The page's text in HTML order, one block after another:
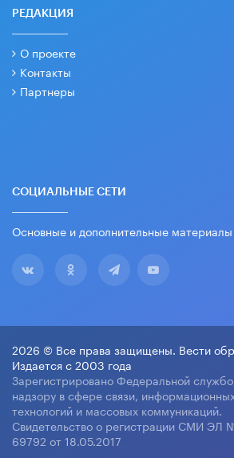
РЕДАКЦИЯ
О проекте
Контакты
Партнеры
СОЦИАЛЬНЫЕ СЕТИ
Основные и дополнительные
2026 © Все права защищены. Вести
Издается с 2003 года
Зарегистрировано Федеральной
надзору в сфере связи,
технологий и массовых коммуникаций.
Свидетельство о регистрации СМИ ЭЛ
69792 от 18.05.2017